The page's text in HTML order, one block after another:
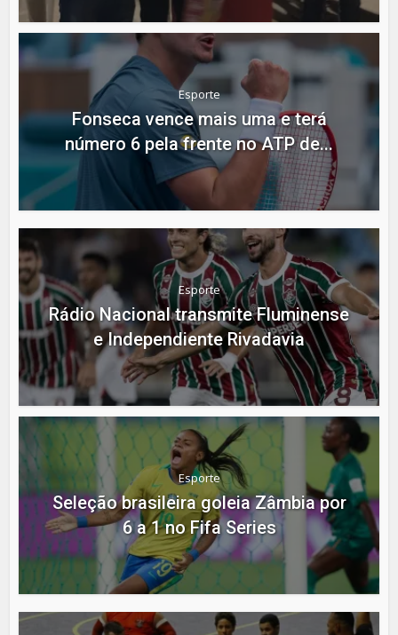
Esporte
Fonseca vence mais uma e terá
número 6 pela frente no ATP de...
Esporte
Rádio Nacional transmite Fluminense
e Independiente Rivadavia
Esporte
Seleção brasileira goleia Zâmbia por
6 a 1 no Fifa Series